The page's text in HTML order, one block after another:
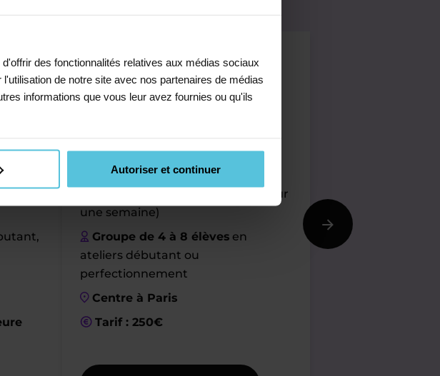
des fonctionnalités relatives aux médias sociaux
de notre site avec nos partenaires de médias
informations que vous leur avez fournies ou qu'ils
Autoriser et continuer
ou
Ateliers collectifs
en centre
Informations pratiques
(5 séances de 2h sur
une semaine)
Groupe de 4 à 8 élèves en
ateliers débutant ou
perfectionnement
Centre à Paris
Tarif : 250€